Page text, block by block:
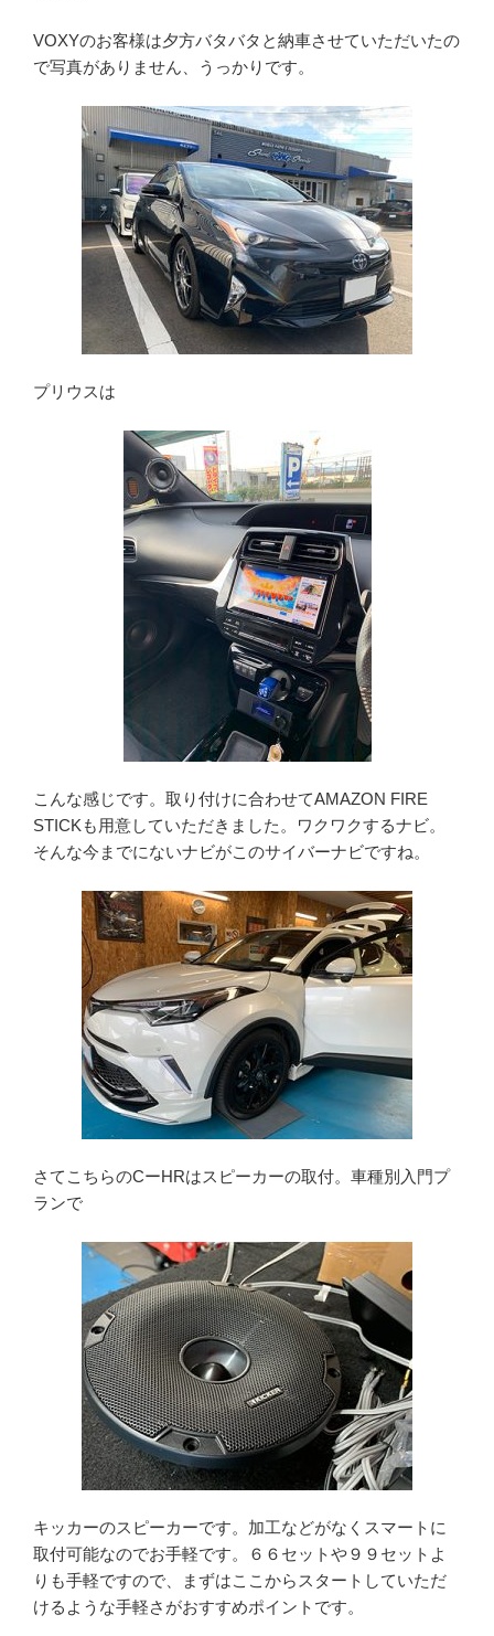
VOXYのお客様は夕方バタバタと納車させていただいたの
で写真がありません、うっかりです。
プリウスは
こんな感じです。取り付けに合わせてAMAZON FIRE
STICKも用意していただきました。ワクワクするナビ。
そんな今までにないナビがこのサイバーナビですね。
さてこちらのCーHRはスピーカーの取付。車種別入門プ
ランで
キッカーのスピーカーです。加工などがなくスマートに
取付可能なのでお手軽です。６６セットや９９セットよ
りも手軽ですので、まずはここからスタートしていただ
けるような手軽さがおすすめポイントです。